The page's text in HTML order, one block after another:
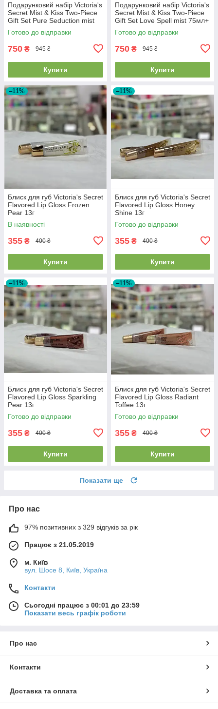
Подарунковий набір Victoria's
Secret Mist & Kiss Two-Piece
Gift Set Pure Seduction mist
75мл+ lip oil 3.2г
Готово до відправки
750 ₴ 945 ₴
Купити
Подарунковий набір Victoria's
Secret Mist & Kiss Two-Piece
Gift Set Love Spell mist 75мл+
lip oil 3.2г
Готово до відправки
750 ₴ 945 ₴
Купити
–11%
Блиск для губ Victoria's Secret
Flavored Lip Gloss Frozen
Pear 13г
В наявності
355 ₴ 400 ₴
Купити
–11%
Блиск для губ Victoria's Secret
Flavored Lip Gloss Honey
Shine 13г
Готово до відправки
355 ₴ 400 ₴
Купити
–11%
Блиск для губ Victoria's Secret
Flavored Lip Gloss Sparkling
Pear 13г
Готово до відправки
355 ₴ 400 ₴
Купити
–11%
Блиск для губ Victoria's Secret
Flavored Lip Gloss Radiant
Toffee 13г
Готово до відправки
355 ₴ 400 ₴
Купити
Показати ще
Про нас
97% позитивних з 329 відгуків за рік
Працює з 21.05.2019
м. Київ
вул. Шосе 8, Київ, Україна
Контакти
Сьогодні працює з 00:01 до 23:59
Показати весь графік роботи
Про нас
Контакти
Доставка та оплата